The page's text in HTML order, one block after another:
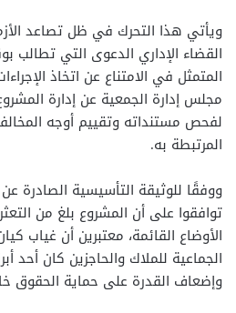
ويأتي هذا التحرك في ظل تصاعد
القضاء الإداري الدعوى التي تطالب
المتمثل في الامتناع عن اتخاذ
مجلس إدارة الجمعية عن إدارة
لفحص مستنداته وتقييم أوجه
المرتبطة به.
ووفقًا للوثيقة التأسيسية الصادرة عن
توافقوا على أن المشروع بلغ من
الأوضاع القائمة، معتبرين أن غياب
الجماعية للملاك والحاجزين كان أحد
وإضعاف القدرة على حماية الحقوق